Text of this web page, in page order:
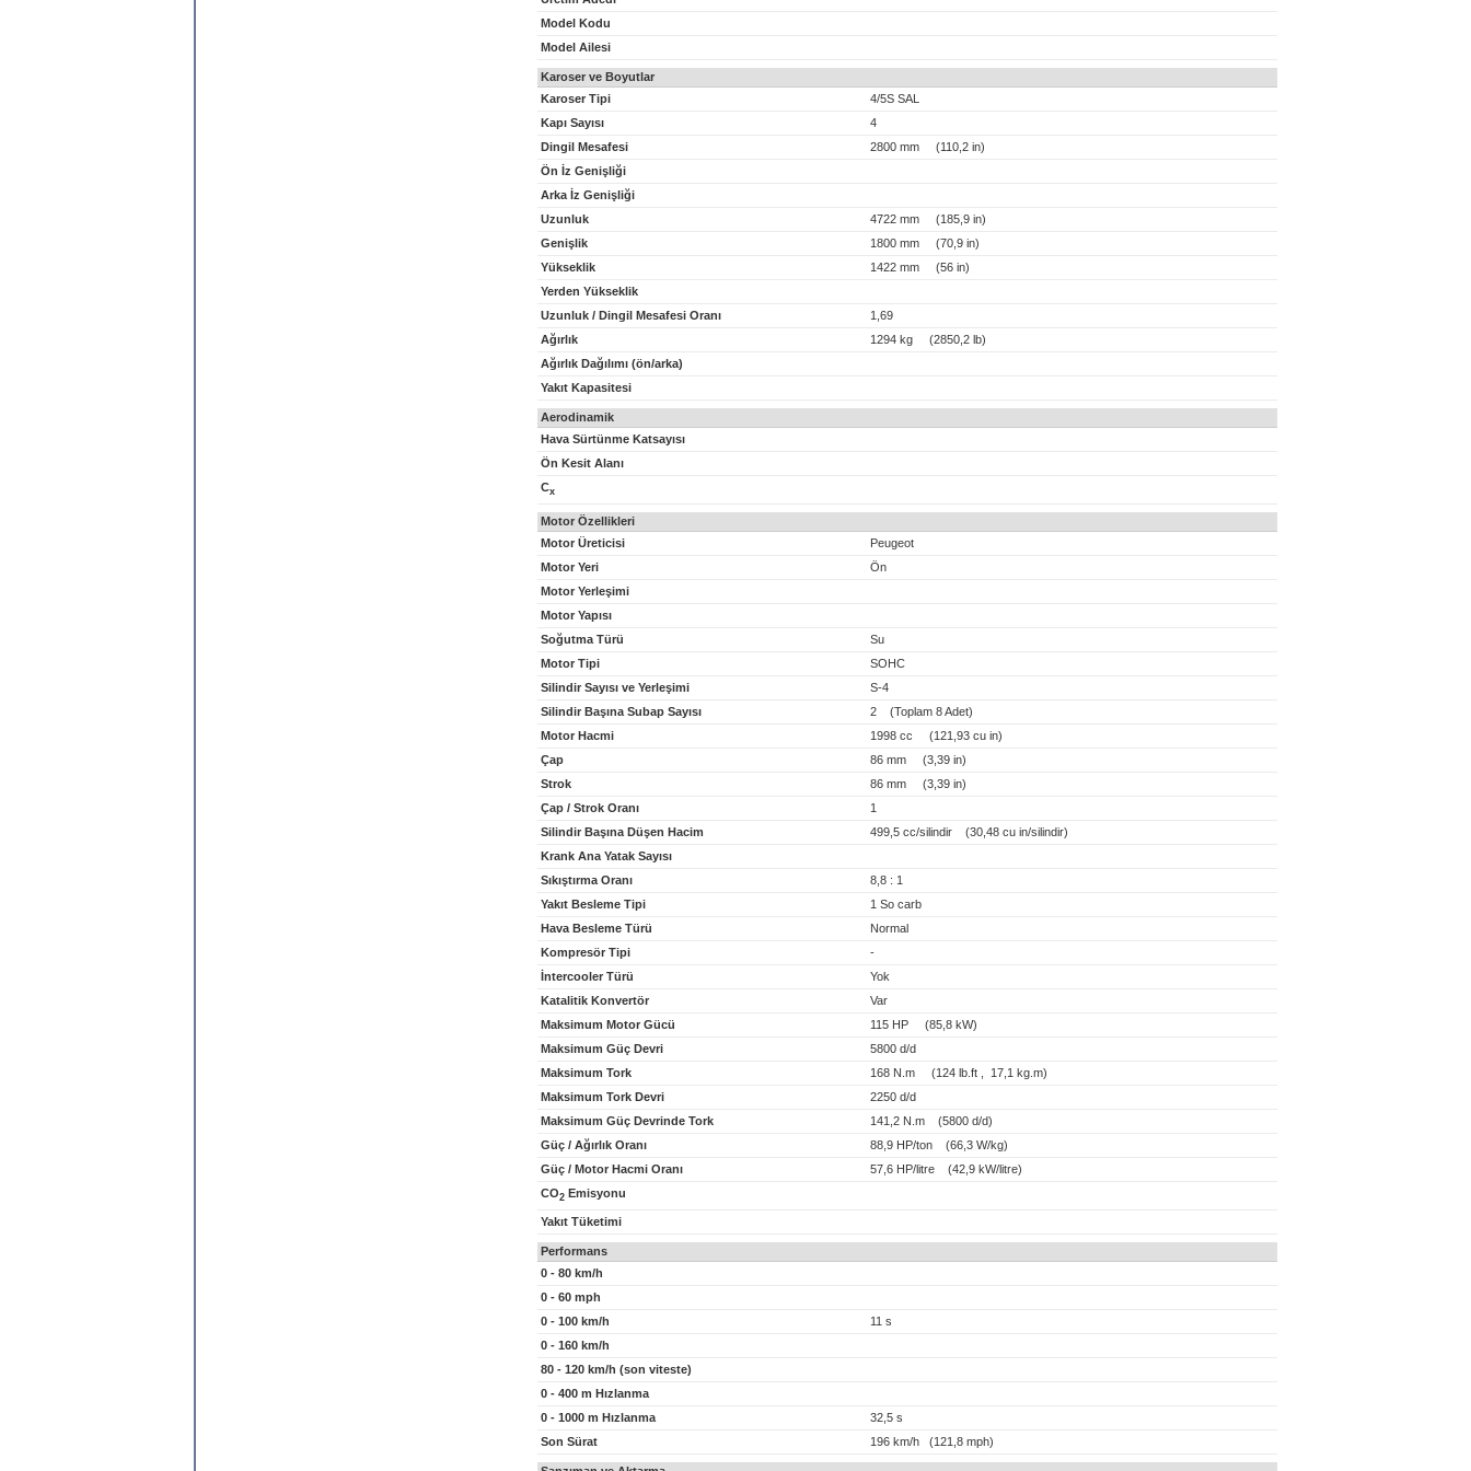
Model Kodu
Model Ailesi
Karoser ve Boyutlar
Karoser Tipi
4/5S SAL
Kapı Sayısı
4
Dingil Mesafesi
2800 mm (110,2 in)
Ön İz Genişliği
Arka İz Genişliği
Uzunluk
4722 mm (185,9 in)
Genişlik
1800 mm (70,9 in)
Yükseklik
1422 mm (56 in)
Yerden Yükseklik
Uzunluk / Dingil Mesafesi Oranı
1,69
Ağırlık
1294 kg (2850,2 lb)
Ağırlık Dağılımı (ön/arka)
Yakıt Kapasitesi
Aerodinamik
Hava Sürtünme Katsayısı
Ön Kesit Alanı
Cx
Motor Özellikleri
Motor Üreticisi
Peugeot
Motor Yeri
Ön
Motor Yerleşimi
Motor Yapısı
Soğutma Türü
Su
Motor Tipi
SOHC
Silindir Sayısı ve Yerleşimi
S-4
Silindir Başına Subap Sayısı
2 (Toplam 8 Adet)
Motor Hacmi
1998 cc (121,93 cu in)
Çap
86 mm (3,39 in)
Strok
86 mm (3,39 in)
Çap / Strok Oranı
1
Silindir Başına Düşen Hacim
499,5 cc/silindir (30,48 cu in/silindir)
Krank Ana Yatak Sayısı
Sıkıştırma Oranı
8,8 : 1
Yakıt Besleme Tipi
1 So carb
Hava Besleme Türü
Normal
Kompresör Tipi
-
İntercooler Türü
Yok
Katalitik Konvertör
Var
Maksimum Motor Gücü
115 HP (85,8 kW)
Maksimum Güç Devri
5800 d/d
Maksimum Tork
168 N.m (124 lb.ft , 17,1 kg.m)
Maksimum Tork Devri
2250 d/d
Maksimum Güç Devrinde Tork
141,2 N.m (5800 d/d)
Güç / Ağırlık Oranı
88,9 HP/ton (66,3 W/kg)
Güç / Motor Hacmi Oranı
57,6 HP/litre (42,9 kW/litre)
CO2 Emisyonu
Yakıt Tüketimi
Performans
0 - 80 km/h
0 - 60 mph
0 - 100 km/h
11 s
0 - 160 km/h
80 - 120 km/h (son viteste)
0 - 400 m Hızlanma
0 - 1000 m Hızlanma
32,5 s
Son Sürat
196 km/h (121,8 mph)